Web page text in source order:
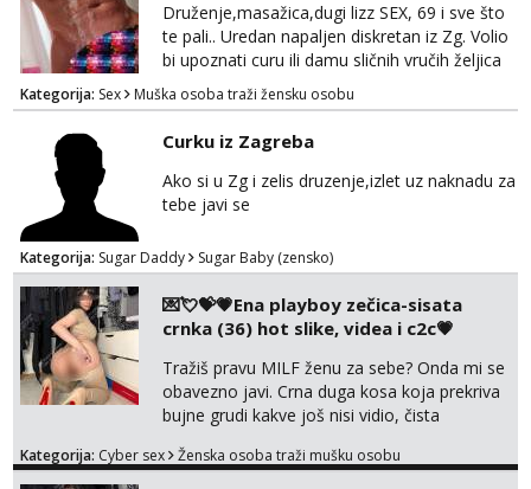
Druženje,masažica,dugi lizz SEX, 69 i sve što
te pali.. Uredan napaljen diskretan iz Zg. Volio
bi upoznati curu ili damu sličnih vručih željica
za zajedničko ugodno i strastveno druženje.
Prostor imam, diskr max. A i mobilan 🚗 sam.
Kategorija: Sex Muška osoba traži žensku osobu
Curku iz Zagreba
Ako si u Zg i zelis druzenje,izlet uz naknadu za
tebe javi se
Kategorija: Sugar Daddy Sugar Baby (zensko)
💌💘💝💗Ena playboy zečica-sisata
crnka (36) hot slike, videa i c2c💗
Tražiš pravu MILF ženu za sebe? Onda mi se
obavezno javi. Crna duga kosa koja prekriva
bujne grudi kakve još nisi vidio, čista
pričam. Prave pune usne koje će ti se urezati
Kategorija: Cyber sex Ženska osoba traži mušku osobu